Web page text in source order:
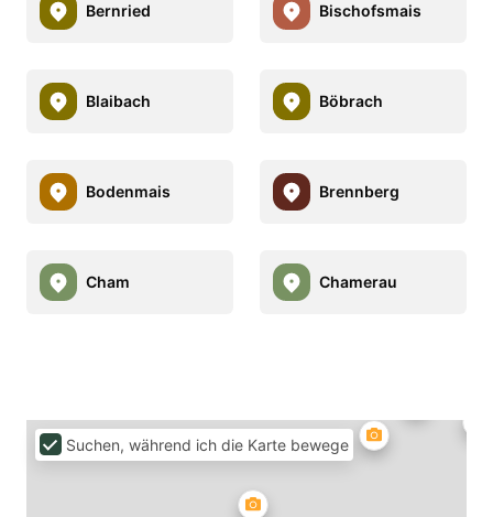
Bernried Bischofsmais
Blaibach Böbrach
Bodenmais Brennberg
Cham Chamerau
Suchen, während ich die Karte bewege